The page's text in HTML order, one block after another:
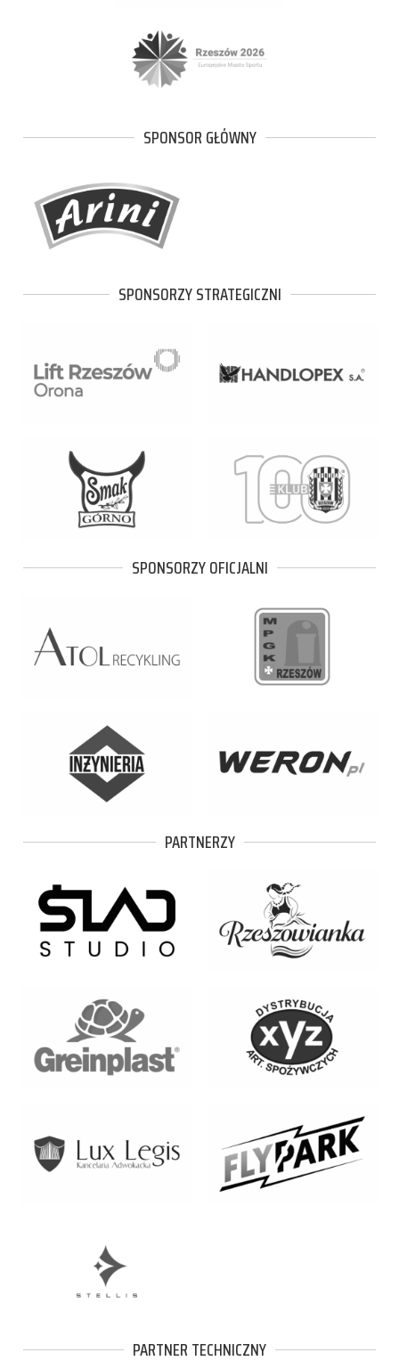
SPONSOR GŁÓWNY
SPONSORZY STRATEGICZNI
SPONSORZY OFICJALNI
PARTNERZY
PARTNER TECHNICZNY